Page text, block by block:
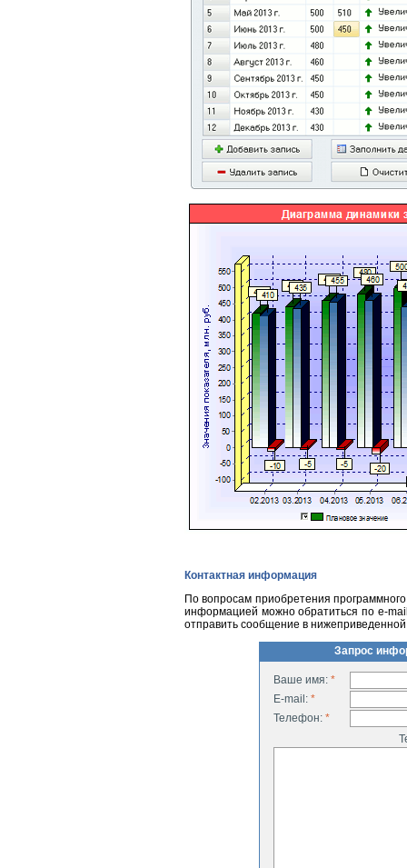
Контактная информация
По вопросам приобретения
информацией можно обратиться по e-
отправить сообщение в
Запрос
Ваше имя: *
E-mail: *
Телефон: *